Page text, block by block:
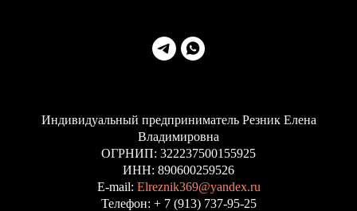
Индивидуальный предприниматель Резник Елена
Владимировна
ОГРНИП: 322237500155925
ИНН: 890600259526
E-mail: Elreznik369@yandex.ru
Телефон: + 7 (913) 737-95-25